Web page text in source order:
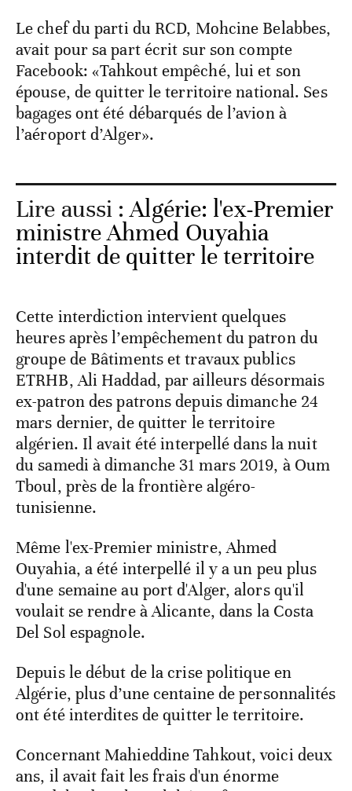
Le chef du parti du RCD, Mohcine Belabbes,
avait pour sa part écrit sur son compte
Facebook: «Tahkout empêché, lui et son
épouse, de quitter le territoire national. Ses
bagages ont été débarqués de l’avion à
l’aéroport d’Alger».
Lire aussi :Algérie: l'ex-Premier
ministre Ahmed Ouyahia
interdit de quitter le territoire
Cette interdiction intervient quelques
heures après l’empêchement du patron du
groupe de Bâtiments et travaux publics
ETRHB, Ali Haddad, par ailleurs désormais
ex-patron des patrons depuis dimanche 24
mars dernier, de quitter le territoire
algérien. Il avait été interpellé dans la nuit
du samedi à dimanche 31 mars 2019, à Oum
Tboul, près de la frontière algéro-
tunisienne.
Même l'ex-Premier ministre, Ahmed
Ouyahia, a été interpellé il y a un peu plus
d'une semaine au port d'Alger, alors qu'il
voulait se rendre à Alicante, dans la Costa
Del Sol espagnole.
Depuis le début de la crise politique en
Algérie, plus d’une centaine de personnalités
ont été interdites de quitter le territoire.
Concernant Mahieddine Tahkout, voici deux
ans, il avait fait les frais d'un énorme